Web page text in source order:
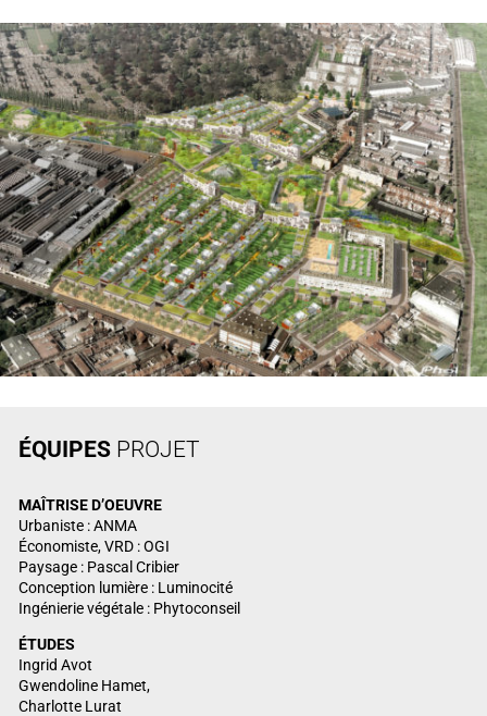
ÉQUIPESPROJET
MAÎTRISED’OEUVRE
Urbaniste : ANMA
Économiste, VRD : OGI
Paysage : Pascal Cribier
Conception lumière : Luminocité
Ingénierie végétale : Phytoconseil
ÉTUDES
Ingrid Avot
Gwendoline Hamet,
Charlotte Lurat